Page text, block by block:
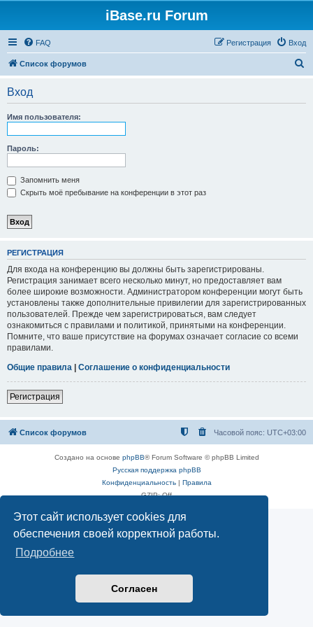
Этот сайт использует cookies для
обеспечения своей корректной работы.
Подробнее
Согласен
iBase.ru Forum
FAQ Вход
Регистрация
Список форумов
Вход
Имя пользователя:
Пароль:
Запомнить меня
Скрыть моё пребывание на конференции в этот раз
РЕГИСТРАЦИЯ
Для входа на конференцию вы должны быть зарегистрированы.
Регистрация занимает всего несколько минут, но предоставляет вам
более широкие возможности. Администратором конференции могут быть
установлены также дополнительные привилегии для зарегистрированных
пользователей. Прежде чем зарегистрироваться, вам следует
ознакомиться с правилами и политикой, принятыми на конференции.
Помните, что ваше присутствие на форумах означает согласие со всеми
правилами.
Общие правила | Соглашение о конфиденциальности
Регистрация
Список форумов Часовой пояс: UTC+03:00
Создано на основе phpBB® Forum Software © phpBB Limited
Русская поддержка phpBB
Конфиденциальность| Правила
GZIP: Off